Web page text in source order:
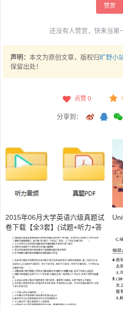
赞赏
还没有人赞赏，快来当第
声明： 本文为原创文章，版权归 旷野小
保留出处！
点赞 0
分享到：
2015年06月大学英语六级真题试
卷下载【全3套】(试题+听力+答
案解析)【A01169】